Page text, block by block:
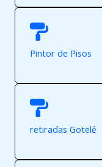
Pintor de Pisos
retiradas Gotelé